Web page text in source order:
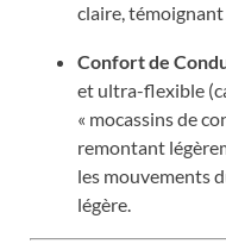
claire,
Confort de
et ultra-flexible
« mocassins de
remontant
les mouvements
légère.